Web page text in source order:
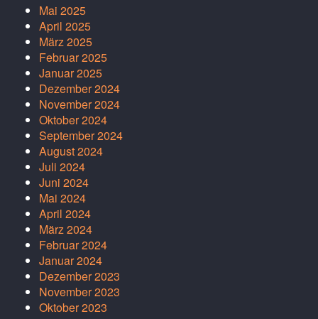
Mai 2025
April 2025
März 2025
Februar 2025
Januar 2025
Dezember 2024
November 2024
Oktober 2024
September 2024
August 2024
Juli 2024
Juni 2024
Mai 2024
April 2024
März 2024
Februar 2024
Januar 2024
Dezember 2023
November 2023
Oktober 2023